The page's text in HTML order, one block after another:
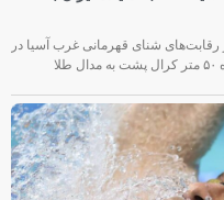
شنای قهرمانی غرب آسیا در